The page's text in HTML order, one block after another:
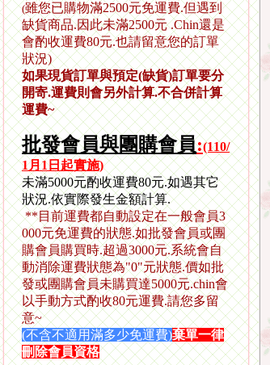
(雖您已購物滿2500元免運費.但遇到
缺貨商品.因此未滿2500元 .Chin還是
會酌收運費80元.也請留意您的訂單
狀況)
如果現貨訂單與預定(缺貨)訂單要分
開寄.運費則會另外計算.不合併計算
運費~
批發會員與團購會員:(110/
1月1日起實施)
未滿5000元酌收運費80元.如遇其它
狀況.依實際發生金額計算.
**目前運費都自動設定在一般會員3
000元免運費的狀態.如批發會員或團
購會員購買時.超過3000元.系統會自
動消除運費狀態為"0"元狀態.價如批
發或團購會員未購買達5000元.chin會
以手動方式酌收80元運費.請您多留
意~
(不含不適用滿多少免運費)棄單一律
刪除會員資格